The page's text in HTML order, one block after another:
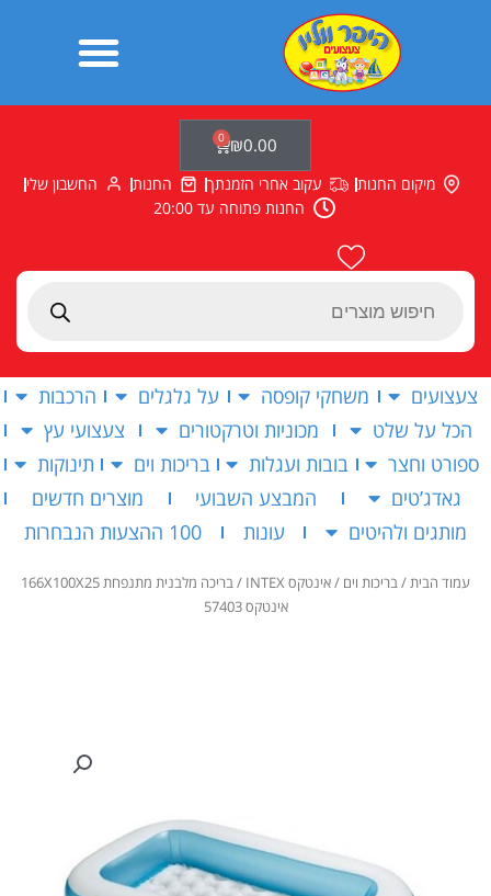
Products
₪0.00
0
עגלת
קניות
מיקום החנות עקוב אחרי הזמנתך החנות
החשבון שלי
החנות פתוחה עד 20:00
צעצועים משחקי קופסה על גלגלים
הרכבות
הכל על שלט
מכוניות וטרקטורים
צעצועי עץ
ספורט וחצר
בובות ועגלות בריכות וים
תינוקות
גאדג’טים
המבצע השבועי
מוצרים חדשים
מותגים ולהיטים
עונות 100 ההצעות הנבחרות
עמוד הבית/בריכות וים /אינטקס INTEX
/ בריכה מלבנית מתנפחת 166X100X25
אינטקס 57403